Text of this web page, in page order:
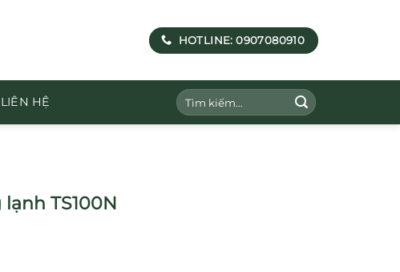
HOTLINE: 0907080910
LIÊN HỆ
Tìm
kiếm:
TS100N